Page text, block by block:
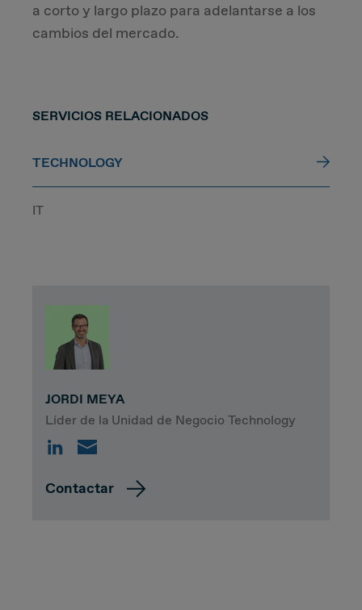
a corto y largo plazo para adelantarse a los
cambios del mercado.
SERVICIOS RELACIONADOS
TECHNOLOGY
IT
JORDI MEYA
Líder de la Unidad de Negocio Technology
Contactar